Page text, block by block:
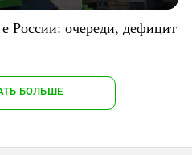
России: очереди, дефицит
БОЛЬШЕ